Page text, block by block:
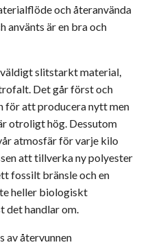
och återanvända
använts är en bra och
slitstarkt material,
Det går först och
för att producera nytt men
otroligt hög. Dessutom
atmosfär för varje kilo
att tillverka ny polyester
fossilt bränsle och en
heller biologiskt
det handlar om.
av återvunnen